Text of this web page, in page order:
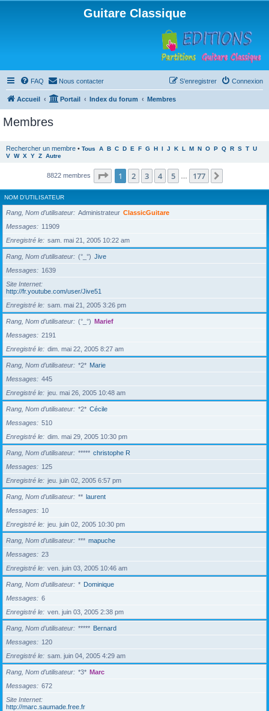
Guitare Classique
FAQ Nous contacter Connexion
S’enregistrer
Accueil Portail Index du forum Membres
Membres
Rechercher un membre • Tous A B C D E F G H I J K L M N O P Q R S T U
V W X Y Z Autre
8822 membres Page 1sur177
1 2 3 4 5 177
NOM D’UTILISATEUR
Rang, Nom d’utilisateur Administrateur ClassicGuitare
Messages
11909
Enregistré le
sam. mai 21, 2005 10:22 am
Rang, Nom d’utilisateur (°_°) Jive
Messages
1639
Site Internet
http://fr.youtube.com/user/Jive51
Enregistré le
sam. mai 21, 2005 3:26 pm
Rang, Nom d’utilisateur (°_°) Marief
Messages
2191
Enregistré le
dim. mai 22, 2005 8:27 am
Rang, Nom d’utilisateur *2* Marie
Messages
445
Enregistré le
jeu. mai 26, 2005 10:48 am
Rang, Nom d’utilisateur *2* Cécile
Messages
510
Enregistré le
dim. mai 29, 2005 10:30 pm
Rang, Nom d’utilisateur ***** christophe R
Messages
125
Enregistré le
jeu. juin 02, 2005 6:57 pm
Rang, Nom d’utilisateur ** laurent
Messages
10
Enregistré le
jeu. juin 02, 2005 10:30 pm
Rang, Nom d’utilisateur *** mapuche
Messages
23
Enregistré le
ven. juin 03, 2005 10:46 am
Rang, Nom d’utilisateur * Dominique
Messages
6
Enregistré le
ven. juin 03, 2005 2:38 pm
Rang, Nom d’utilisateur ***** Bernard
Messages
120
Enregistré le
sam. juin 04, 2005 4:29 am
Rang, Nom d’utilisateur *3* Marc
Messages
672
Site Internet
http://marc.saumade.free.fr